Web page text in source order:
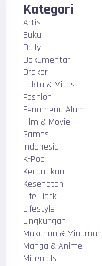
Kategori
Artis
Buku
Daily
Dokumentari
Drakor
Fakta & Mitos
Fashion
Fenomena Alam
Film & Movie
Games
Indonesia
K-Pop
Kecantikan
Kesehatan
Life Hack
Lifestyle
Lingkungan
Makanan & Minuman
Manga & Anime
Millenials